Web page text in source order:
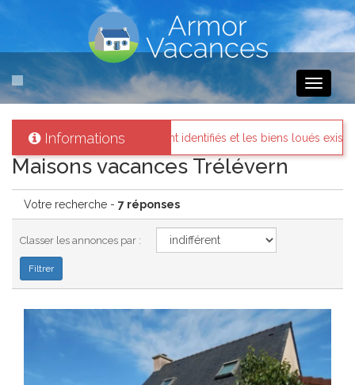
Toggle
Informations
sont identifiés et les biens loués existent réellement.
Maisons vacances Trélévern
Votre recherche - 7 réponses
Classer les annonces par :